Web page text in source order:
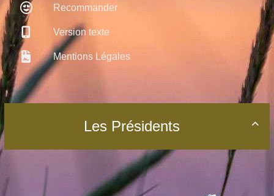
Recommander
Version texte
Mentions Légales

Les Présidents